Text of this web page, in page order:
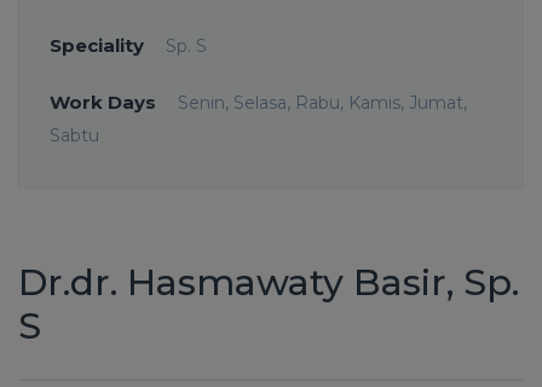
Speciality Sp. S
Work Days
Senin, Selasa, Rabu, Kamis, Jumat,
Sabtu
Dr.dr. Hasmawaty Basir, Sp.
S